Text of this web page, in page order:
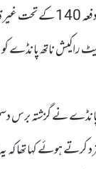
اعظم کا وردی
نے گزشتہ برس
ہوئے کہا تھا کہ